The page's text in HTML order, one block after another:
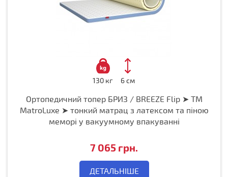
130 кг 6 см
Ортопедичний топер БРИЗ / BREEZE Flip ➤ ТМ
MatroLuxe ➤ тонкий матрац з латексом та піною
меморі у вакуумному впакуванні
7 065 грн.
ДЕТАЛЬНІШЕ